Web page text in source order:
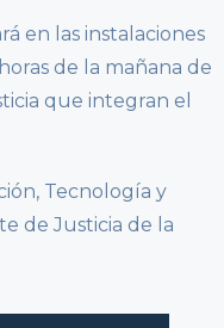
en las instalaciones
de la mañana de
que integran el
Tecnología y
de Justicia de la